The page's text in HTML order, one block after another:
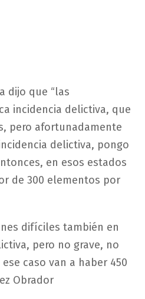
dijo que “las
incidencia delictiva, que
pero afortunadamente
delictiva, pongo
en esos estados
de 300 elementos por
difíciles también en
pero no grave, no
caso van a haber 450
Obrador